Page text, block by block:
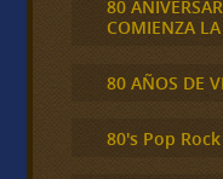
80
COMIENZA
80 AÑOS DE
80's Pop Rock